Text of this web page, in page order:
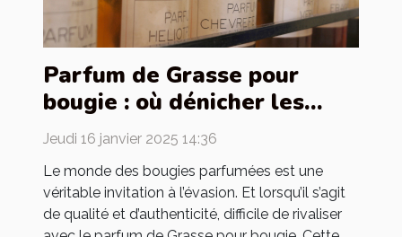
Parfum de Grasse pour
bougie : où dénicher les
meilleurs ?
Jeudi 16 janvier 2025 14:36
Le monde des bougies parfumées est une
véritable invitation à l’évasion. Et lorsqu’il s’agit
de qualité et d’authenticité, difficile de rivaliser